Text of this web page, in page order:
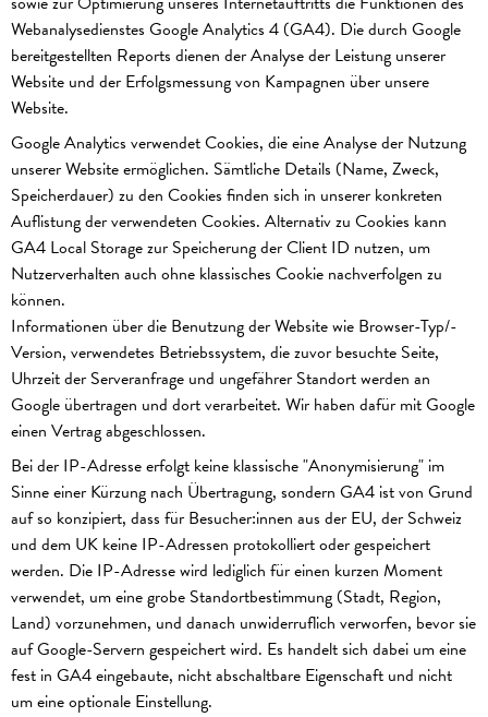
Webanalysedienstes Google Analytics 4 (GA4). Die durch Google
bereitgestellten Reports dienen der Analyse der Leistung unserer
Website und der Erfolgsmessung von Kampagnen über unsere
Website.
Google Analytics verwendet Cookies, die eine Analyse der Nutzung
unserer Website ermöglichen. Sämtliche Details (Name, Zweck,
Speicherdauer) zu den Cookies finden sich in unserer konkreten
Auflistung der verwendeten Cookies. Alternativ zu Cookies kann
GA4 Local Storage zur Speicherung der Client ID nutzen, um
Nutzerverhalten auch ohne klassisches Cookie nachverfolgen zu
können.
Informationen über die Benutzung der Website wie Browser-Typ/-
Version, verwendetes Betriebssystem, die zuvor besuchte Seite,
Uhrzeit der Serveranfrage und ungefährer Standort werden an
Google übertragen und dort verarbeitet. Wir haben dafür mit Google
einen Vertrag abgeschlossen.
Bei der IP-Adresse erfolgt keine klassische "Anonymisierung" im
Sinne einer Kürzung nach Übertragung, sondern GA4 ist von Grund
auf so konzipiert, dass für Besucher:innen aus der EU, der Schweiz
und dem UK keine IP-Adressen protokolliert oder gespeichert
werden. Die IP-Adresse wird lediglich für einen kurzen Moment
verwendet, um eine grobe Standortbestimmung (Stadt, Region,
Land) vorzunehmen, und danach unwiderruflich verworfen, bevor sie
auf Google-Servern gespeichert wird. Es handelt sich dabei um eine
fest in GA4 eingebaute, nicht abschaltbare Eigenschaft und nicht
um eine optionale Einstellung.